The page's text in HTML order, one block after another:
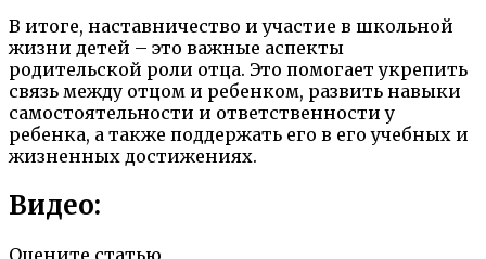
В итоге, наставничество и участие в школьной
жизни детей – это важные аспекты
родительской роли отца. Это помогает укрепить
связь между отцом и ребенком, развить навыки
самостоятельности и ответственности у
ребенка, а также поддержать его в его учебных и
жизненных достижениях.
Видео: